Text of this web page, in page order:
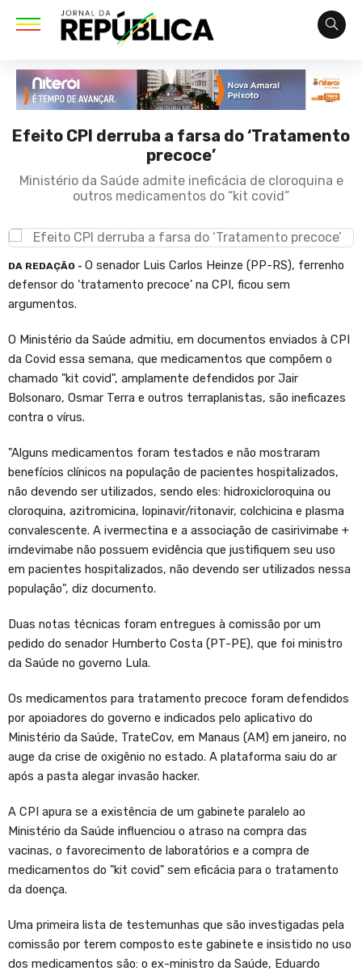
Efeito CPI derruba a farsa do ‘Tratamento
precoce’
Ministério da Saúde admite ineficácia de cloroquina e
outros medicamentos do “kit covid”
DA REDAÇÃO - O senador Luis Carlos Heinze (PP-RS), ferrenho
defensor do ‘tratamento precoce’ na CPI, ficou sem
argumentos.
O Ministério da Saúde admitiu, em documentos enviados à CPI
da Covid essa semana, que medicamentos que compõem o
chamado "kit covid", amplamente defendidos por Jair
Bolsonaro, Osmar Terra e outros terraplanistas, são ineficazes
contra o vírus.
"Alguns medicamentos foram testados e não mostraram
benefícios clínicos na população de pacientes hospitalizados,
não devendo ser utilizados, sendo eles: hidroxicloroquina ou
cloroquina, azitromicina, lopinavir/ritonavir, colchicina e plasma
convalescente. A ivermectina e a associação de casirivimabe +
imdevimabe não possuem evidência que justifiquem seu uso
em pacientes hospitalizados, não devendo ser utilizados nessa
população", diz documento.
Duas notas técnicas foram entregues à comissão por um
pedido do senador Humberto Costa (PT-PE), que foi ministro
da Saúde no governo Lula.
Os medicamentos para tratamento precoce foram defendidos
por apoiadores do governo e indicados pelo aplicativo do
Ministério da Saúde, TrateCov, em Manaus (AM) em janeiro, no
auge da crise de oxigênio no estado. A plataforma saiu do ar
após a pasta alegar invasão hacker.
A CPI apura se a existência de um gabinete paralelo ao
Ministério da Saúde influenciou o atraso na compra das
vacinas, o favorecimento de laboratórios e a compra de
medicamentos do "kit covid" sem eficácia para o tratamento
da doença.
Uma primeira lista de testemunhas que são investigadas pela
comissão por terem composto este gabinete e insistido no uso
dos medicamentos são: o ex-ministro da Saúde, Eduardo